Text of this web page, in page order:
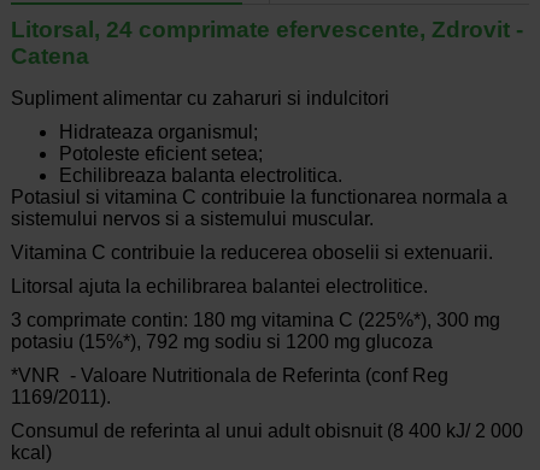
Litorsal, 24 comprimate efervescente, Zdrovit -
Catena
Supliment alimentar cu zaharuri si indulcitori
Hidrateaza organismul;
Potoleste eficient setea;
Echilibreaza balanta electrolitica.
Potasiul si vitamina C contribuie la functionarea normala a
sistemului nervos si a sistemului muscular.
Vitamina C contribuie la reducerea oboselii si extenuarii.
Litorsal ajuta la echilibrarea balantei electrolitice.
3 comprimate contin: 180 mg vitamina C (225%*), 300 mg
potasiu (15%*), 792 mg sodiu si 1200 mg glucoza
*VNR - Valoare Nutritionala de Referinta (conf Reg
1169/2011).
Consumul de referinta al unui adult obisnuit (8 400 kJ/ 2 000
kcal)